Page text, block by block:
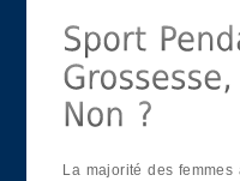
La majorité des